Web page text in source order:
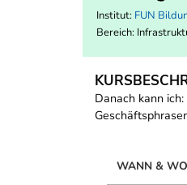
Institut: FUN
Bereich:
Danach kann
WANN & WO